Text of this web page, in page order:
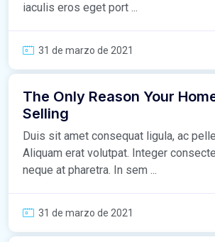
iaculis eros eget port ...
31 de marzo de 2021
The Only Reason Your
Selling
Duis sit amet consequat ligula, ac
Aliquam erat volutpat. Integer
neque at pharetra. In sem ...
31 de marzo de 2021